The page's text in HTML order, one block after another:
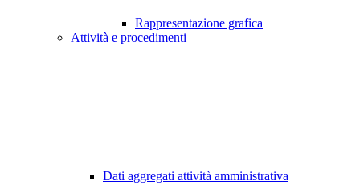
Rappresentazione grafica
Attività e procedimenti
Dati aggregati attività amministrativa